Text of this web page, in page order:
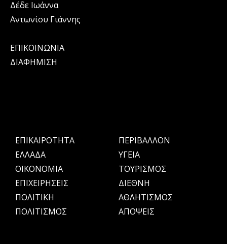
Δέδε Ιωάννα
Αντωνίου Γιάννης
ΕΠΙΚΟΙΝΩΝΙΑ
ΔΙΑΦΗΜΙΣΗ
ΕΠΙΚΑΙΡΟΤΗΤΑ
ΕΛΛΑΔΑ
OIKONOMIA
ΕΠΙΧΕΙΡΗΣΕΙΣ
ΠΟΛΙΤΙΚΗ
ΠΟΛΙΤΙΣΜΟΣ
ΠΕΡΙΒΑΛΛΟΝ
ΥΓΕΙΑ
ΤΟΥΡΙΣΜΟΣ
ΔΙΕΘΝΗ
ΑΘΛΗΤΙΣΜΟΣ
ΑΠΟΨΕΙΣ